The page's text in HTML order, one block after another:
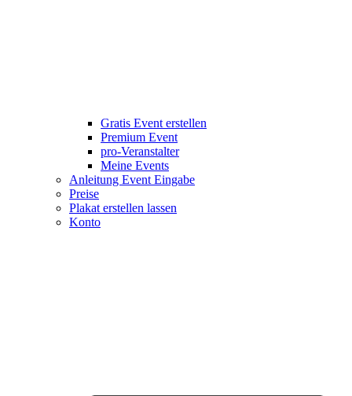
Gratis Event erstellen
Premium Event
pro-Veranstalter
Meine Events
Anleitung Event Eingabe
Preise
Plakat erstellen lassen
Konto